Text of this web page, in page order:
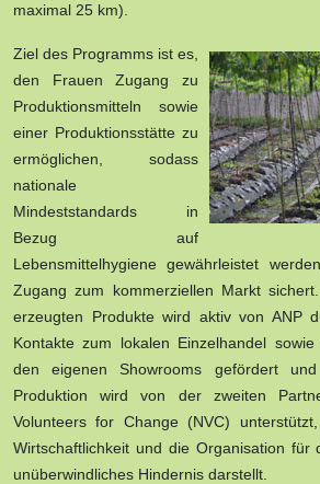
maximal 25 km).
Ziel des Programms ist es,
den Frauen Zugang zu
Produktionsmitteln sowie
einer Produktionsstätte zu
ermöglichen, sodass
nationale
Mindeststandards in
Bezug auf
Lebensmittelhygiene gewährleistet
Zugang zum kommerziellen Markt
erzeugten Produkte wird aktiv von ANP
Kontakte zum lokalen Einzelhandel
den eigenen Showrooms gefördert
Produktion wird von der zweiten
Volunteers for Change (NVC)
Wirtschaftlichkeit und die Organisation für
unüberwindliches Hindernis darstellt.